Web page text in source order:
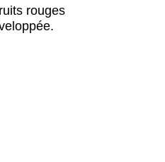
rouges